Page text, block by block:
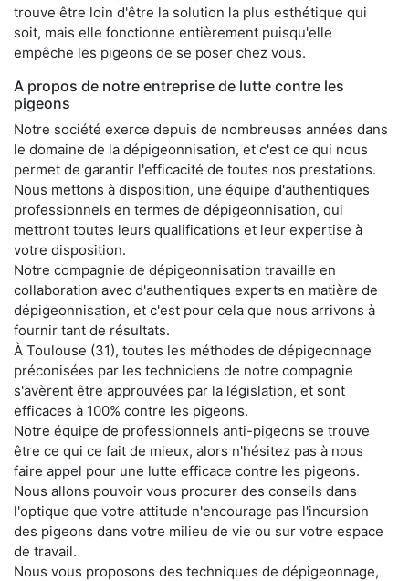
trouve être loin d'être la solution la plus esthétique qui
soit, mais elle fonctionne entièrement puisqu'elle
empêche les pigeons de se poser chez vous.
A propos de notre entreprise de lutte contre les
pigeons
Notre société exerce depuis de nombreuses années dans
le domaine de la dépigeonnisation, et c'est ce qui nous
permet de garantir l'efficacité de toutes nos prestations.
Nous mettons à disposition, une équipe d'authentiques
professionnels en termes de dépigeonnisation, qui
mettront toutes leurs qualifications et leur expertise à
votre disposition.
Notre compagnie de dépigeonnisation travaille en
collaboration avec d'authentiques experts en matière de
dépigeonnisation, et c'est pour cela que nous arrivons à
fournir tant de résultats.
À Toulouse (31), toutes les méthodes de dépigeonnage
préconisées par les techniciens de notre compagnie
s'avèrent être approuvées par la législation, et sont
efficaces à 100% contre les pigeons.
Notre équipe de professionnels anti-pigeons se trouve
être ce qui ce fait de mieux, alors n'hésitez pas à nous
faire appel pour une lutte efficace contre les pigeons.
Nous allons pouvoir vous procurer des conseils dans
l'optique que votre attitude n'encourage pas l'incursion
des pigeons dans votre milieu de vie ou sur votre espace
de travail.
Nous vous proposons des techniques de dépigeonnage,